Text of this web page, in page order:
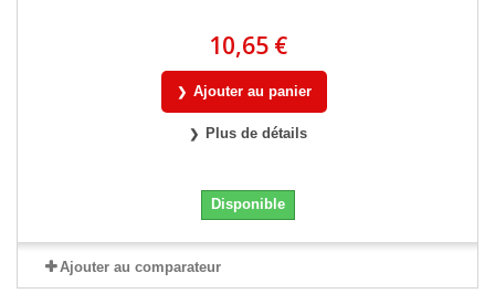
10,65 €
Ajouter au panier
Plus de détails
Disponible
Ajouter au comparateur